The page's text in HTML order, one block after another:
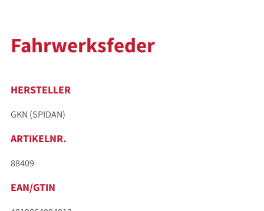
Fahrwerksfeder
HERSTELLER
GKN (SPIDAN)
ARTIKELNR.
88409
EAN/GTIN